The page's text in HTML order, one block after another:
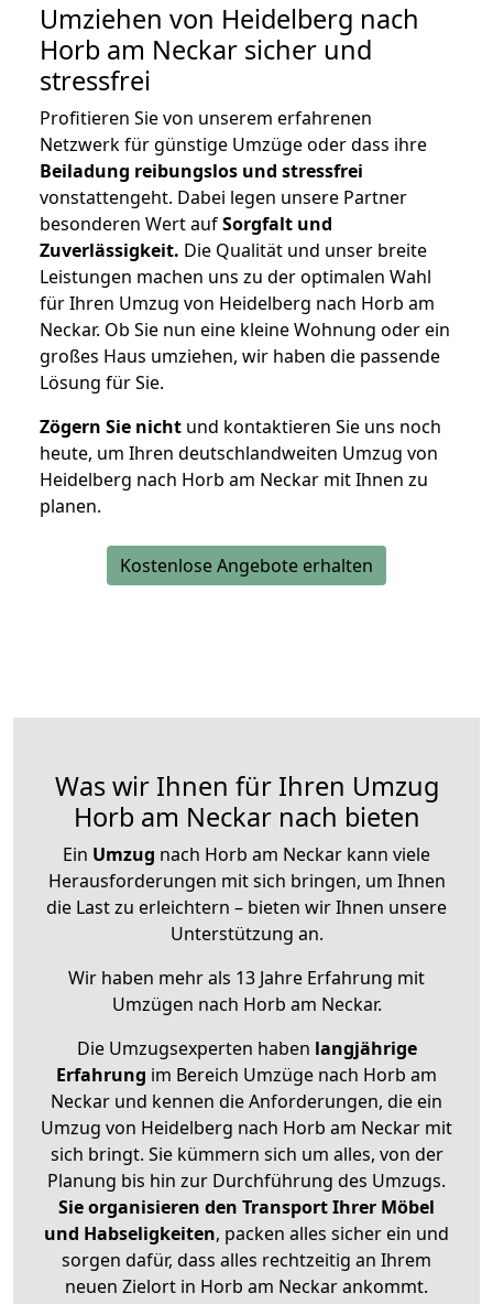
Umziehen von Heidelberg nach
Horb am Neckar sicher und
stressfrei
Profitieren Sie von unserem erfahrenen
Netzwerk für günstige Umzüge oder dass ihre
Beiladung reibungslos und stressfrei
vonstattengeht. Dabei legen unsere Partner
besonderen Wert aufSorgfalt und
Zuverlässigkeit. Die Qualität und unser breite
Leistungen machen uns zu der optimalen Wahl
für Ihren Umzug von Heidelberg nach Horb am
Neckar. Ob Sie nun eine kleine Wohnung oder ein
großes Haus umziehen, wir haben die passende
Lösung für Sie.
Zögern Sie nicht und kontaktieren Sie uns noch
heute, um Ihren deutschlandweiten Umzug von
Heidelberg nach Horb am Neckar mit Ihnen zu
planen.
Kostenlose Angebote erhalten
Was wir Ihnen für Ihren Umzug
Horb am Neckar nach bieten
Ein Umzug nach Horb am Neckar kann viele
Herausforderungen mit sich bringen, um Ihnen
die Last zu erleichtern – bieten wir Ihnen unsere
Unterstützung an.
Wir haben mehr als 13 Jahre Erfahrung mit
Umzügen nach Horb am Neckar.
Die Umzugsexperten haben langjährige
Erfahrung im Bereich Umzüge nach Horb am
Neckar und kennen die Anforderungen, die ein
Umzug von Heidelberg nach Horb am Neckar mit
sich bringt. Sie kümmern sich um alles, von der
Planung bis hin zur Durchführung des Umzugs.
Sie organisieren den Transport Ihrer Möbel
und Habseligkeiten, packen alles sicher ein und
sorgen dafür, dass alles rechtzeitig an Ihrem
neuen Zielort in Horb am Neckar ankommt.